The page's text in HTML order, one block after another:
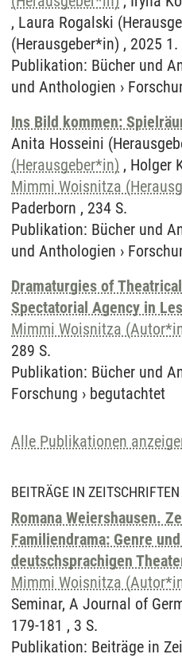
, Laura Rogalski
(Herausgeber*in) , 2025
Publikation: Bücher und
und Anthologien ›
Ins Bild kommen:
Anita Hosseini
(Herausgeber*in) , Holger
Mimmi Woisnitza
Paderborn , 234 S.
Publikation: Bücher und
und Anthologien ›
Dramaturgies of
Spectatorial Agency in
Mimmi Woisnitza
289 S.
Publikation: Bücher und
Forschung › begutachtet
Alle Publikationen
BEITRÄGE IN ZEITSCHRIFTEN
Romana Weiershausen.
Familiendrama: Genre
deutschsprachigen
Mimmi Woisnitza
Seminar, A Journal of
179-181 , 3 S.
Publikation: Beiträge in